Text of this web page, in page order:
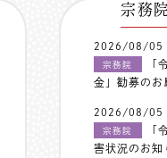
宗務院
2026/08/05
宗務院
「
金」勧募のお
2026/08/05
宗務院
「
害状況のお知